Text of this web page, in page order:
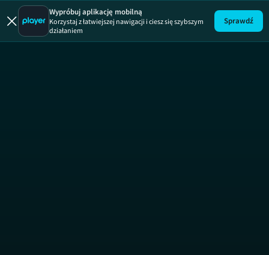
Wypróbuj aplikację mobilną
Korzystaj z łatwiejszej nawigacji i ciesz się szybszym
działaniem
Sprawdź